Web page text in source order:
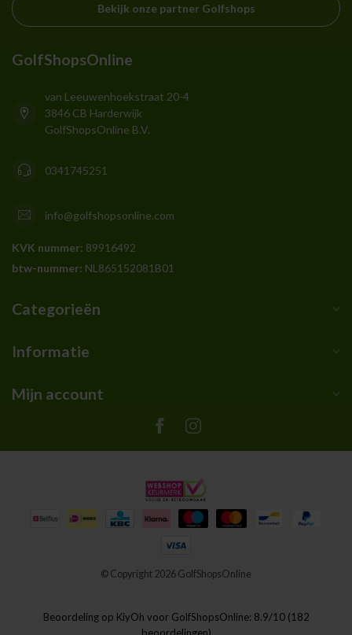
Bekijk onze partner Golfshops
GolfShopsOnline
van Leeuwenhoekstraat 20-4
3846 CB Harderwijk
GolfShopsOnline B.V.
0341745251
info@golfshopsonline.com
KVK nummer: 89916492
btw-nummer: NL865152081B01
Categorieën
Informatie
Mijn account
© Copyright 2026 GolfShopsOnline
Beoordeling op KiyOh voor GolfShopsOnline: 8.9/10 (182